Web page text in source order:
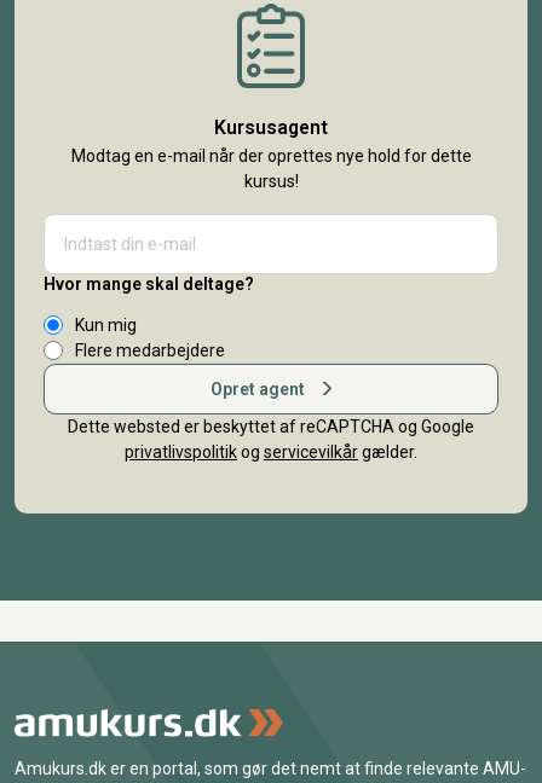
Kursusagent
Modtag en e-mail når der oprettes nye hold for dette
kursus!
Hvor mange skal deltage?
Kun mig
Flere medarbejdere
Opret agent
Dette websted er beskyttet af reCAPTCHA og Google
privatlivspolitikog servicevilkårgælder.
Amukurs.dk er en portal, som gør det nemt at finde relevante AMU-